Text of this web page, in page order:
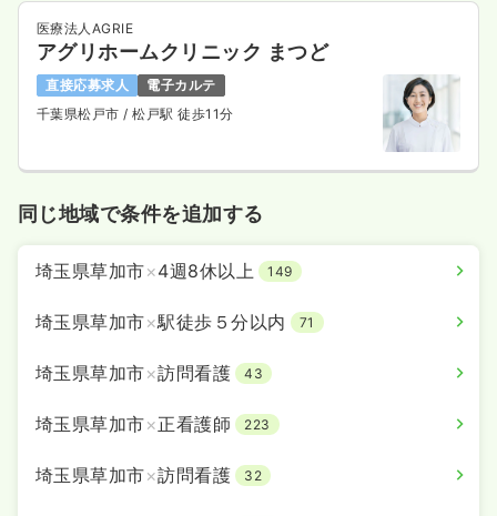
医療法人AGRIE
アグリホームクリニック まつど
直接応募求人
電子カルテ
千葉県松戸市 / 松戸駅 徒歩11分
同じ地域で条件を追加する
埼玉県草加市×4週8休以上 149
埼玉県草加市×駅徒歩５分以内 71
埼玉県草加市×訪問看護 43
埼玉県草加市×正看護師 223
埼玉県草加市×訪問看護 32